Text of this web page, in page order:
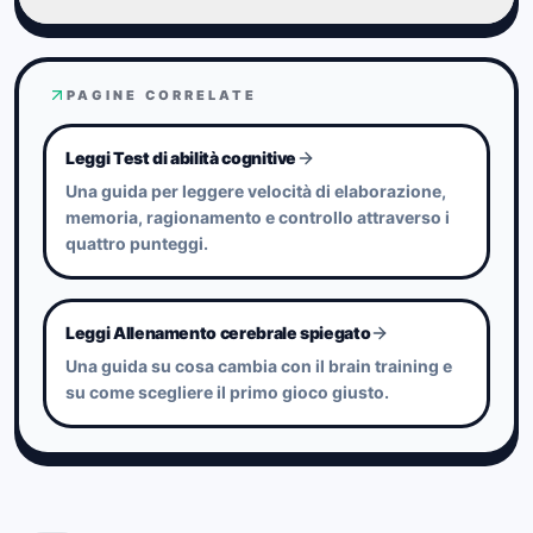
È difficile continuare a vincere solo per caso,
e con la ripetizione emergono più chiaramente
visualizza e trasforma le abilità cognitive in
competizione.
elaborazione.
Puoi iniziare senza problemi.
Parte da stage semplici e intuitive.
quel momento può aiutarti a capire punti forti e
deboli.
PAGINE CORRELATE
Leggi Test di abilità cognitive
Una guida per leggere velocità di elaborazione,
memoria, ragionamento e controllo attraverso i
quattro punteggi.
Leggi Allenamento cerebrale spiegato
Una guida su cosa cambia con il brain training e
su come scegliere il primo gioco giusto.